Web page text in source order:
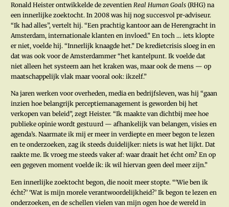
Ronald Heister ontwikkelde de zeventien Real Human Goals (RHG) na
een innerlijke zoektocht. In 2008 was hij nog succesvol pr-adviseur.
“Ik had alles”, vertelt hij. “Een prachtig kantoor aan de Herengracht in
Amsterdam, internationale klanten en invloed.” En toch … iets klopte
er niet, voelde hij. “Innerlijk knaagde het.” De kredietcrisis sloeg in en
dat was ook voor de Amsterdammer “het kantelpunt. Ik voelde dat
niet alleen het systeem aan het kraken was, maar ook de mens — op
maatschappelijk vlak maar vooral ook: ikzelf.”
Na jaren werken voor overheden, media en bedrijfsleven, was hij “gaan
inzien hoe belangrijk perceptiemanagement is geworden bij het
verkopen van beleid”, zegt Heister. “Ik maakte van dichtbij mee hoe
publieke opinie wordt gestuurd — afhankelijk van belangen, visies en
agenda’s. Naarmate ik mij er meer in verdiepte en meer begon te lezen
en te onderzoeken, zag ik steeds duidelijker: niets is wat het lijkt. Dat
raakte me. Ik vroeg me steeds vaker af: waar draait het écht om? En op
een gegeven moment voelde ik: ik wil hiervan geen deel meer zijn.”
Een innerlijke zoektocht begon, die nooit meer stopte. “‘Wie ben ik
écht?’ ‘Wat is mijn morele verantwoordelijkheid?’ Ik begon te lezen en
onderzoeken, en de schellen vielen van mijn ogen hoe de wereld in